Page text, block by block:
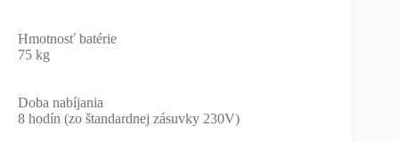
Hmotnosť batérie
75 kg
Doba nabíjania
8 hodín (zo štandardnej zásuvky 230V)